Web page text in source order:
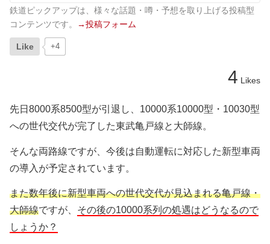
鉄道ピックアップは、様々な話題・噂・予想を取り上げる投稿型
コンテンツです。
→投稿フォーム
Like +4
4 Likes
先日8000系8500型が引退し、10000系10000型・10030型
への世代交代が完了した東武亀戸線と大師線。
そんな両路線ですが、今後は自動運転に対応した新型車両
の導入が予定されています。
また数年後に新型車両への世代交代が見込まれる亀戸線・
大師線ですが、 その後の10000系列の処遇はどうなるので
しょうか？